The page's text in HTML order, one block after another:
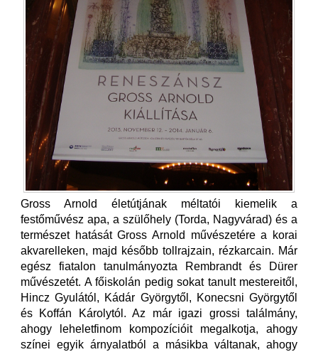
Gross Arnold életútjának méltatói kiemelik a
festőművész apa, a szülőhely (Torda, Nagyvárad) és a
természet hatását Gross Arnold művészetére a korai
akvarelleken, majd később tollrajzain, rézkarcain. Már
egész fiatalon tanulmányozta Rembrandt és Dürer
művészetét. A főiskolán pedig sokat tanult mestereitől,
Hincz Gyulától, Kádár Györgytől, Konecsni Györgytől
és Koffán Károlytól. Az már igazi grossi találmány,
ahogy leheletfinom kompozícióit megalkotja, ahogy
színei egyik árnyalatból a másikba váltanak, ahogy